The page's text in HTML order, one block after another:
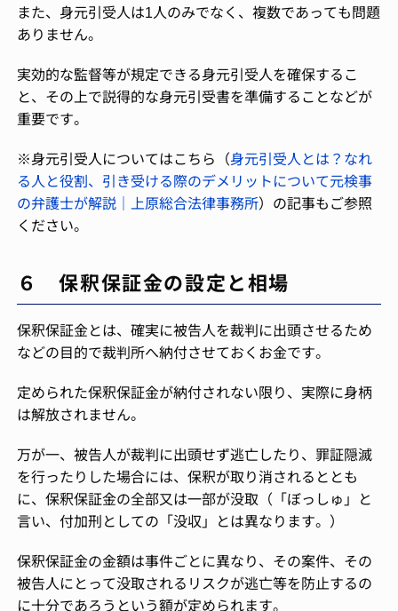
また、身元引受人は1人のみでなく、複数であっても問題
ありません。
実効的な監督等が規定できる身元引受人を確保するこ
と、その上で説得的な身元引受書を準備することなどが
重要です。
※身元引受人についてはこちら（身元引受人とは？なれ
る人と役割、引き受ける際のデメリットについて元検事
の弁護士が解説｜上原総合法律事務所）の記事もご参照
ください。
６ 保釈保証金の設定と相場
保釈保証金とは、確実に被告人を裁判に出頭させるため
などの目的で裁判所へ納付させておくお金です。
定められた保釈保証金が納付されない限り、実際に身柄
は解放されません。
万が一、被告人が裁判に出頭せず逃亡したり、罪証隠滅
を行ったりした場合には、保釈が取り消されるととも
に、保釈保証金の全部又は一部が没取（「ぼっしゅ」と
言い、付加刑としての「没収」とは異なります。）
保釈保証金の金額は事件ごとに異なり、その案件、その
被告人にとって没取されるリスクが逃亡等を防止するの
に十分であろうという額が定められます。